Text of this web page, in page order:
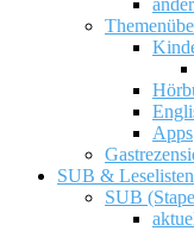
Apps
SUB & Leselisten
SUB